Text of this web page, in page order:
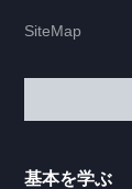
SiteMap
基本を学ぶ